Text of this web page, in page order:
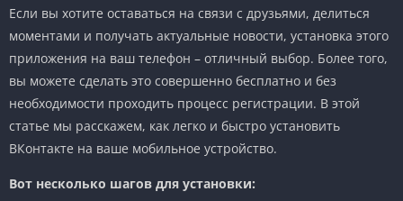
Если вы хотите оставаться на связи с друзьями, делиться
моментами и получать актуальные новости, установка этого
приложения на ваш телефон – отличный выбор. Более того,
вы можете сделать это совершенно бесплатно и без
необходимости проходить процесс регистрации. В этой
статье мы расскажем, как легко и быстро установить
ВКонтакте на ваше мобильное устройство.
Вот несколько шагов для установки: